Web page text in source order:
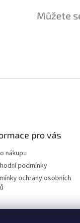
Můžete
pro vás
nákupu
podmínky
ochrany osobních